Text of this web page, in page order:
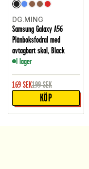
DG.MING
Samsung Galaxy A56
Plånboksfodral med
avtagbart skal, Black
I lager
169 SEK199 SEK
KÖP